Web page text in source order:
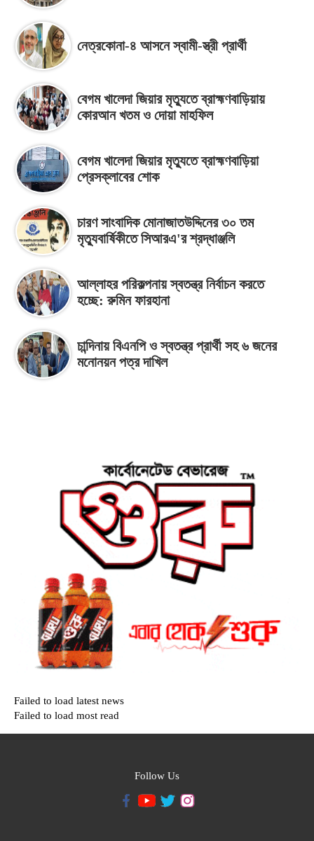
নেত্রকোনা-৪ আসনে স্বামী-স্ত্রী প্রার্থী
বেগম খালেদা জিয়ার মৃত্যুতে ব্রাহ্মণবাড়িয়ায়
কোরআন খতম ও দোয়া মাহফিল
বেগম খালেদা জিয়ার মৃত্যুতে ব্রাহ্মণবাড়িয়া
প্রেসক্লাবের শোক
চারণ সাংবাদিক মোনাজাতউদ্দিনের ৩০ তম
মৃত্যুবার্ষিকীতে সিআরএ'র শ্রদ্ধাঞ্জলি
আল্লাহর পরিকল্পনায় স্বতন্ত্র নির্বাচন করতে
হচ্ছে: রুমিন ফারহানা
চান্দিনায় বিএনপি ও স্বতন্ত্র প্রার্থী সহ ৬ জনের
মনোনয়ন পত্র দাখিল
Failed to load latest news
Failed to load most read
Follow Us